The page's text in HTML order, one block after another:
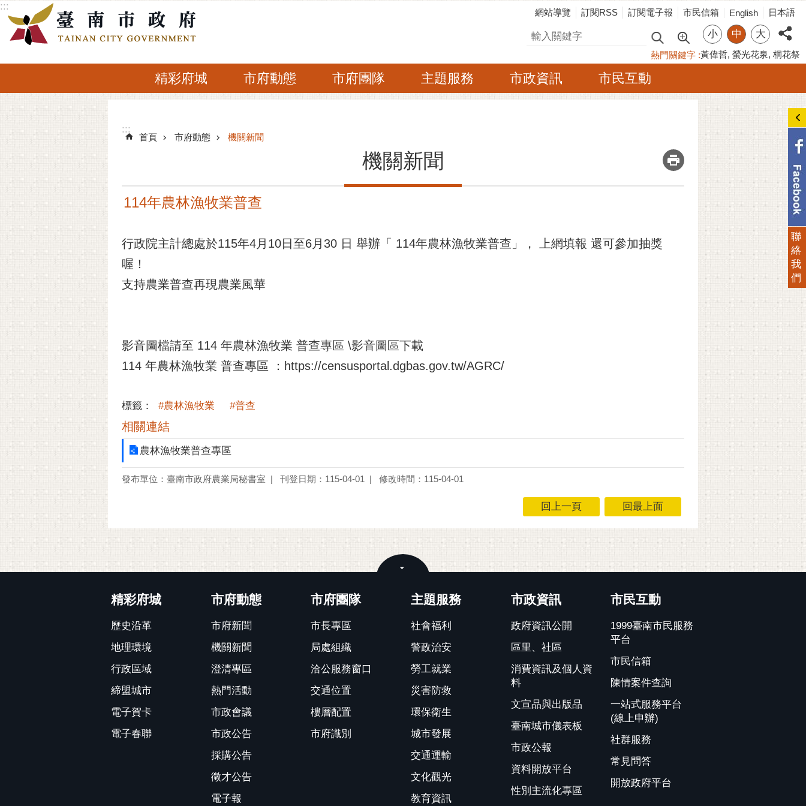
跳到主要內容區塊
:::
網站導覽 訂閱RSS 訂閱電子報 市民信箱 English 日本語
搜尋 小 中 大
熱門關鍵字 黃偉哲 螢光花泉 桐花祭
精彩府城 市府動態 市府團隊 主題服務 市政資訊 市民互動
:::
:::
首頁 市府動態 機關新聞
機關新聞 _
114年農林漁牧業普查
行政院主計總處於115年4月10日至6月30 日 舉辦「 114年農林漁牧業普查」， 上網填報 還可參加抽獎
喔！
支持農業普查再現農業風華
影音圖檔請至 114 年農林漁牧業 普查專區 \影音圖區下載
114 年農林漁牧業 普查專區 ：https://censusportal.dgbas.gov.tw/AGRC/
標籤： #農林漁牧業 #普查
相關連結
農林漁牧業普查專區
發布單位：臺南市政府農業局秘書室 刊登日期：115-04-01 修改時間：115-04-01
回上一頁 回最上面
精彩府城
歷史沿革
地理環境
行政區域
締盟城市
電子賀卡
電子春聯
市府動態
市府新聞
機關新聞
澄清專區
熱門活動
市政會議
市政公告
採購公告
徵才公告
電子報
市府團隊
市長專區
局處組織
洽公服務窗口
交通位置
樓層配置
市府識別
主題服務
社會福利
警政治安
勞工就業
災害防救
環保衛生
城市發展
交通運輸
文化觀光
教育資訊
市政資訊
政府資訊公開
區里、社區
消費資訊及個人資
料
文宣品與出版品
臺南城市儀表板
市政公報
資料開放平台
性別主流化專區
市民互動
1999臺南市民服務
平台
市民信箱
陳情案件查詢
一站式服務平台
(線上申辦)
社群服務
常見問答
開放政府平台
聯
絡
我
們